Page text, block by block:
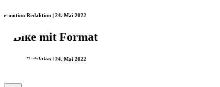
e-motion Redaktion | 24. Mai 2022
e-Bike mit Format
e-motion Redaktion | 24. Mai 2022